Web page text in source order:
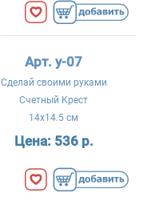
Арт. у-07
Сделай своими руками
Счетный Крест
14x14.5 см
Цена: 536 р.